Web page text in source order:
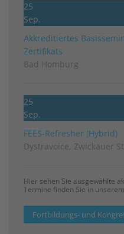
25
Sep.
Akkreditiertes
Zertifikats
Bad Homburg
25
Sep.
FEES-Refresher (Hybrid)
Dystravoice, Zwickauer
Hier sehen Sie ausgewählte
Termine finden Sie in unserem
Fortbildungs- und